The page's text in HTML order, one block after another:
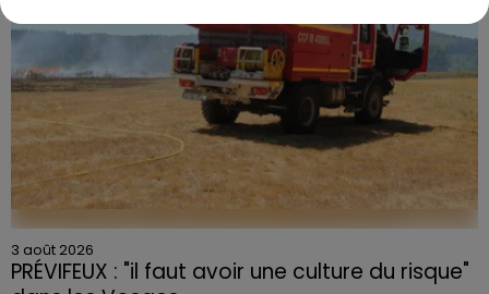
3 août 2026
PRÉVIFEUX : "il faut avoir une culture du risque"